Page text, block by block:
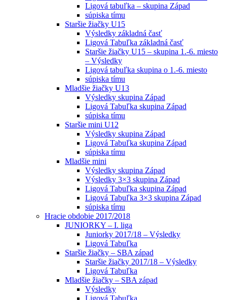
Ligová tabuľka – skupina Západ
súpiska tímu
Staršie žiačky U15
Výsledky základná časť
Ligová Tabuľka základná časť
Staršie žiačky U15 – skupina 1.-6. miesto
– Výsledky
Ligová tabuľka skupina o 1.-6. miesto
súpiska tímu
Mladšie žiačky U13
Výsledky skupina Západ
Ligová Tabuľka skupina Západ
súpiska tímu
Staršie mini U12
Výsledky skupina Západ
Ligová Tabuľka skupina Západ
súpiska tímu
Mladšie mini
Výsledky skupina Západ
Výsledky 3×3 skupina Západ
Ligová Tabuľka skupina Západ
Ligová Tabuľka 3×3 skupina Západ
súpiska tímu
Hracie obdobie 2017/2018
JUNIORKY – I. liga
Juniorky 2017/18 – Výsledky
Ligová Tabuľka
Staršie žiačky – SBA západ
Staršie žiačky 2017/18 – Výsledky
Ligová Tabuľka
Mladšie žiačky – SBA západ
Výsledky
Ligová Tabuľka